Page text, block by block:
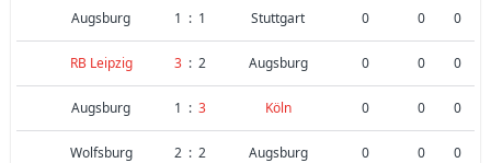
Augsburg 1 : 1 Stuttgart 0 0 0
RB Leipzig 3 : 2 Augsburg 0 0 0
Augsburg 1 : 3 Köln 0 0 0
Wolfsburg 2 : 2 Augsburg 0 0 0